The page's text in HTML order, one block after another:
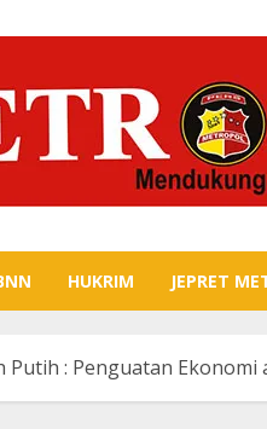
HUKRIM JEPRET
Putih : Penguatan Ekonomi